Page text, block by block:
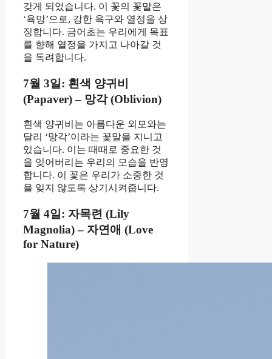
갖게 되었습니다. 이 꽃의 꽃말은
‘욕망’으로, 강한 욕구와 열정을 상
징합니다. 금어초는 우리에게 목표
를 향해 열정을 가지고 나아갈 것
을 독려합니다.
7월 3일: 흰색 양귀비
(Papaver) – 망각 (Oblivion)
흰색 양귀비는 아름다운 외모와는
달리 ‘망각’이라는 꽃말을 지니고
있습니다. 이는 때때로 중요한 것
을 잊어버리는 우리의 모습을 반영
합니다. 이 꽃은 우리가 소중한 것
을 잊지 않도록 상기시켜줍니다.
7월 4일: 자목련 (Lily
Magnolia) – 자연애 (Love
for Nature)